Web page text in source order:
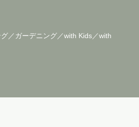
／ガーデニング／with Kids／with